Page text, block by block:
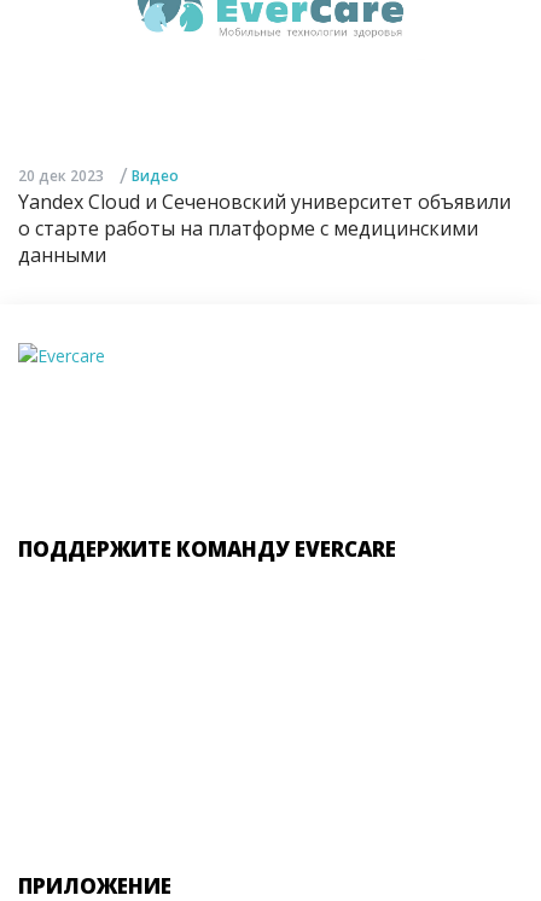
20 дек 2023 / Видео
Yandex Cloud и Сеченовский университет объявили
о старте работы на платформе с медицинскими
данными
ПОДДЕРЖИТЕ КОМАНДУ EVERCARE
ПРИЛОЖЕНИЕ